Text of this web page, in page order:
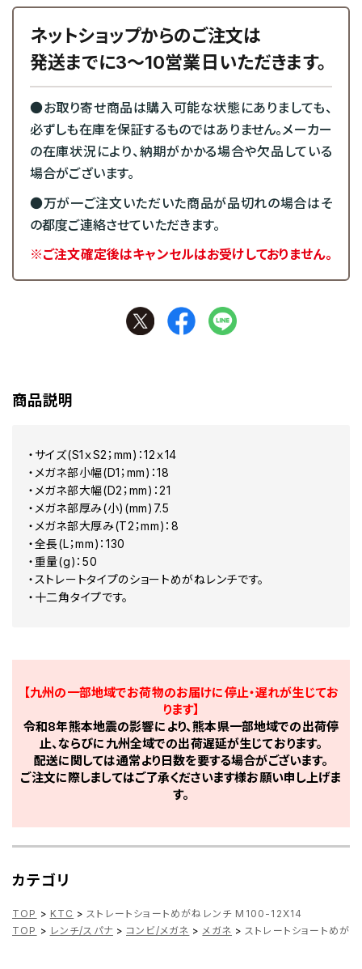
ネットショップからのご注文は
発送までに3～10営業日いただきます。
●お取り寄せ商品は購入可能な状態にありましても、
必ずしも在庫を保証するものではありません。メーカー
の在庫状況により、納期がかかる場合や欠品している
場合がございます。
●万が一ご注文いただいた商品が品切れの場合はそ
の都度ご連絡させていただきます。
※ご注文確定後はキャンセルはお受けしておりません。
商品説明
・サイズ(S1ｘS2；mm)：12ｘ14
・メガネ部小幅(D1；mm)：18
・メガネ部大幅(D2；mm)：21
・メガネ部厚み(小)(mm)7.5
・メガネ部大厚み(T2；mm)：8
・全長(L；mm)：130
・重量(g)：50
・ストレートタイプのショートめがねレンチです。
・十二角タイプです。
【九州の一部地域でお荷物のお届けに停止・遅れが生じてお
ります】
令和8年熊本地震の影響により、熊本県一部地域での出荷停
止、ならびに九州全域での出荷遅延が生じております。
配送に関しては通常より日数を要する場合がございます。
ご注文に際しましてはご了承くださいます様お願い申し上げま
す。
カテゴリ
TOP > KTC > ストレートショートめがねレンチ M100-12X14
TOP > レンチ/スパナ > コンビ/メガネ > メガネ > ストレートショートめ